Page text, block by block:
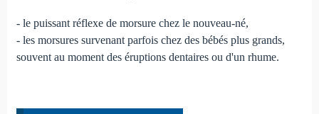
- le puissant réflexe de morsure chez le nouveau-né,
- les morsures survenant parfois chez des bébés plus grands,
souvent au moment des éruptions dentaires ou d'un rhume.